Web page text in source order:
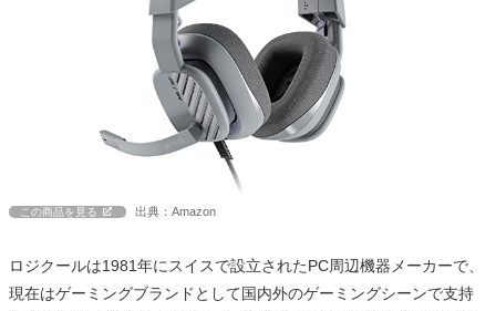
この商品を見る 出典：Amazon
ロジクールは1981年にスイスで設立されたPC周辺機器メーカーで、
現在はゲーミングブランドとして国内外のゲーミングシーンで支持